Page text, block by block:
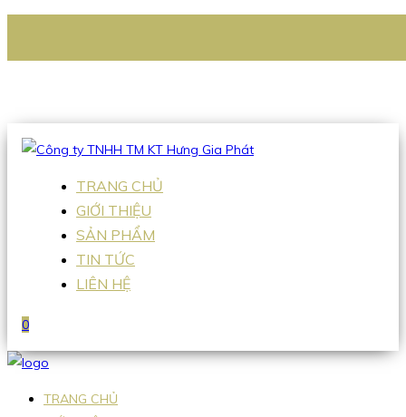
Hotline:0938 336 079
TRANG CHỦ
GIỚI THIỆU
SẢN PHẨM
TIN TỨC
LIÊN HỆ
0
TRANG CHỦ